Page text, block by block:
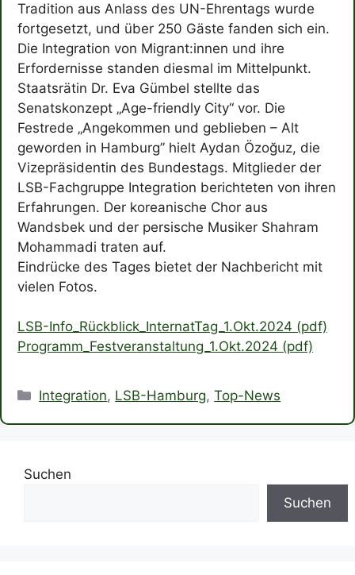
Tradition aus Anlass des UN-Ehrentags wurde
fortgesetzt, und über 250 Gäste fanden sich ein.
Die Integration von Migrant:innen und ihre
Erfordernisse standen diesmal im Mittelpunkt.
Staatsrätin Dr. Eva Gümbel stellte das
Senatskonzept „Age-friendly City“ vor. Die
Festrede „Angekommen und geblieben – Alt
geworden in Hamburg” hielt Aydan Özoğuz, die
Vizepräsidentin des Bundestags. Mitglieder der
LSB-Fachgruppe Integration berichteten von ihren
Erfahrungen. Der koreanische Chor aus
Wandsbek und der persische Musiker Shahram
Mohammadi traten auf.
Eindrücke des Tages bietet der Nachbericht mit
vielen Fotos.
LSB-Info_Rückblick_InternatTag_1.Okt.2024 (pdf)
Programm_Festveranstaltung_1.Okt.2024 (pdf)
Kategorien
Integration, LSB-Hamburg,Top-News
Suchen
Suchen